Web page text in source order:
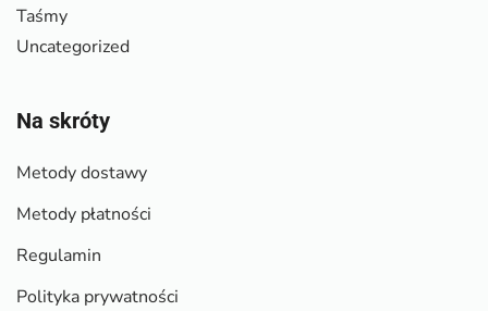
Taśmy
Uncategorized
Na skróty
Metody dostawy
Metody płatności
Regulamin
Polityka prywatności